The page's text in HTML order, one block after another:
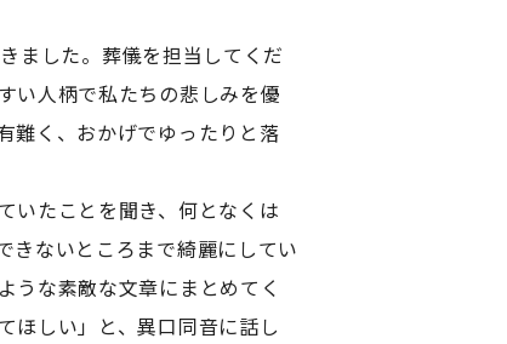
ました。葬儀を担当してくだ
い人柄で私たちの悲しみを優
難く、おかげでゆったりと落
いたことを聞き、何となくは
きないところまで綺麗にしてい
うな素敵な文章にまとめてく
ほしい」と、異口同音に話し